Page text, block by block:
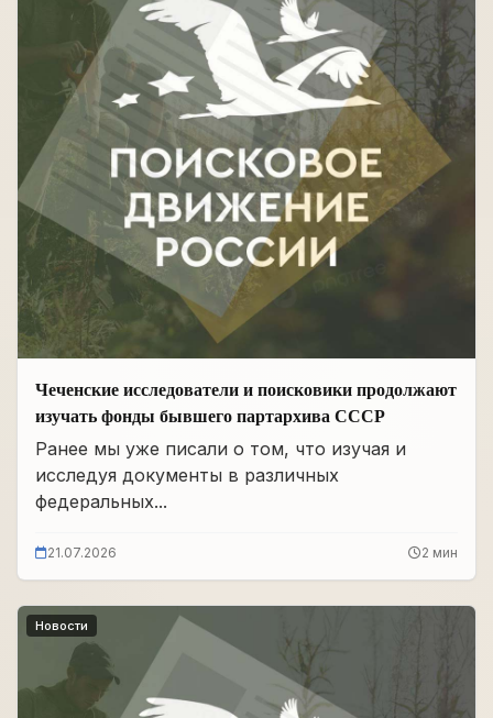
Чеченские исследователи и поисковики продолжают
изучать фонды бывшего партархива СССР
Ранее мы уже писали о том, что изучая и
исследуя документы в различных
федеральных...
21.07.2026 2 мин
Новости